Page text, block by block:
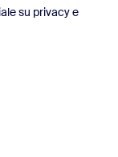
su privacy e